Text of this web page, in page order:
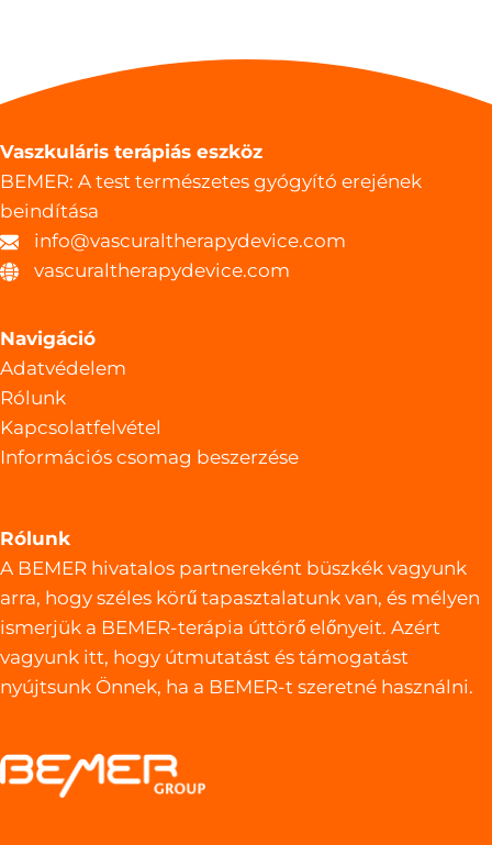
Vaszkuláris terápiás eszköz
BEMER: A test természetes gyógyító erejének
beindítása
info@vascuraltherapydevice.com
vascuraltherapydevice.com
Navigáció
Adatvédelem
Rólunk
Kapcsolatfelvétel
Információs csomag beszerzése
Rólunk
A BEMER hivatalos partnereként büszkék vagyunk
arra, hogy széles körű tapasztalatunk van, és mélyen
ismerjük a BEMER-terápia úttörő előnyeit. Azért
vagyunk itt, hogy útmutatást és támogatást
nyújtsunk Önnek, ha a BEMER-t szeretné használni.